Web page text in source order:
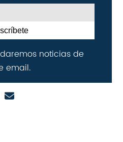
noticias de
email.